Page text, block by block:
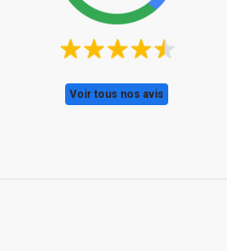
Voir tous nos avis